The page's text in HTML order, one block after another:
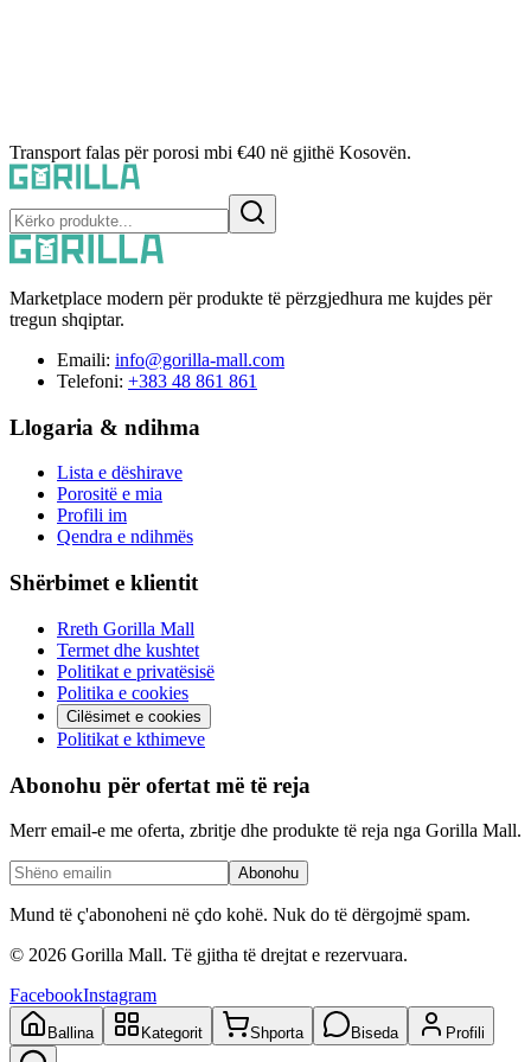
Transport falas për porosi mbi €40 në gjithë Kosovën.
Marketplace modern për produkte të përzgjedhura me kujdes për
tregun shqiptar.
Emaili: info@gorilla-mall.com
Telefoni: +383 48 861 861
Llogaria & ndihma
Lista e dëshirave
Porositë e mia
Profili im
Qendra e ndihmës
Shërbimet e klientit
Rreth Gorilla Mall
Termet dhe kushtet
Politikat e privatësisë
Politika e cookies
Cilësimet e cookies
Politikat e kthimeve
Abonohu për ofertat më të reja
Merr email-e me oferta, zbritje dhe produkte të reja nga Gorilla Mall.
Abonohu
Mund të ç'abonoheni në çdo kohë. Nuk do të dërgojmë spam.
© 2026 Gorilla Mall. Të gjitha të drejtat e rezervuara.
FacebookInstagram
Ballina Kategorit Shporta Biseda Profili